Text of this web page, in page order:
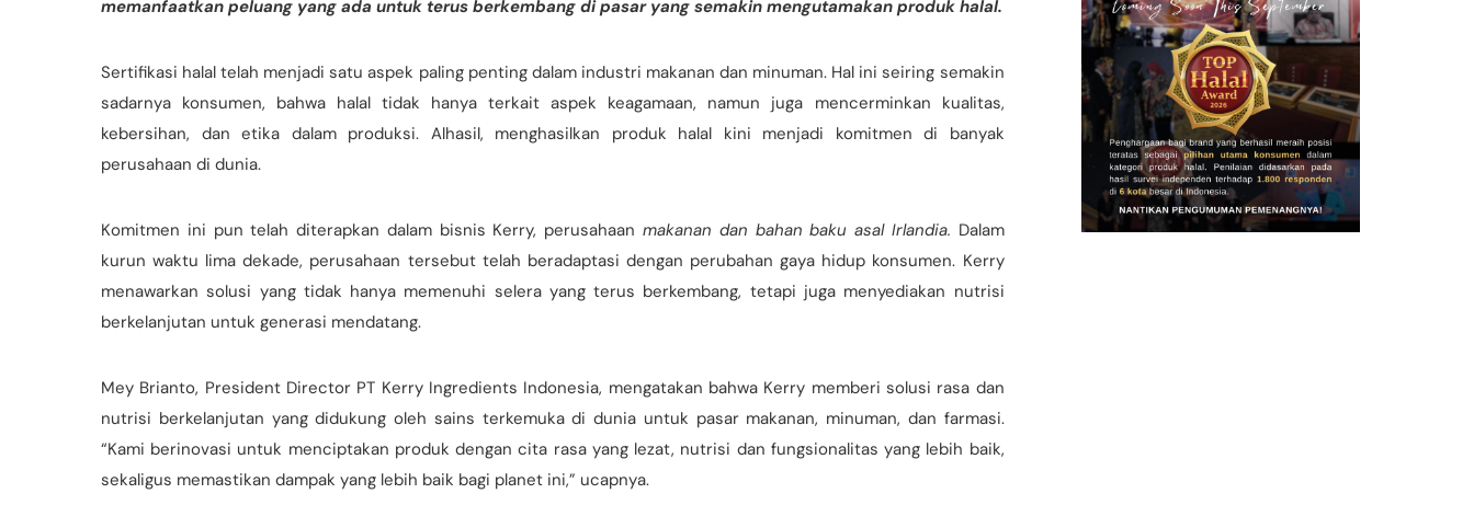
memanfaatkan peluang yang ada untuk terus berkembang di pasar yang semakin mengutamakan produk halal.
Sertifikasi halal telah menjadi satu aspek paling penting dalam industri makanan dan minuman. Hal ini seiring semakin
sadarnya konsumen, bahwa halal tidak hanya terkait aspek keagamaan, namun juga mencerminkan kualitas,
kebersihan, dan etika dalam produksi. Alhasil, menghasilkan produk halal kini menjadi komitmen di banyak
perusahaan di dunia.
Komitmen ini pun telah diterapkan dalam bisnis Kerry, perusahaan makanan dan bahan baku asal Irlandia. Dalam
kurun waktu lima dekade, perusahaan tersebut telah beradaptasi dengan perubahan gaya hidup konsumen. Kerry
menawarkan solusi yang tidak hanya memenuhi selera yang terus berkembang, tetapi juga menyediakan nutrisi
berkelanjutan untuk generasi mendatang.
Mey Brianto, President Director PT Kerry Ingredients Indonesia, mengatakan bahwa Kerry memberi solusi rasa dan
nutrisi berkelanjutan yang didukung oleh sains terkemuka di dunia untuk pasar makanan, minuman, dan farmasi.
“Kami berinovasi untuk menciptakan produk dengan cita rasa yang lezat, nutrisi dan fungsionalitas yang lebih baik,
sekaligus memastikan dampak yang lebih baik bagi planet ini,” ucapnya.